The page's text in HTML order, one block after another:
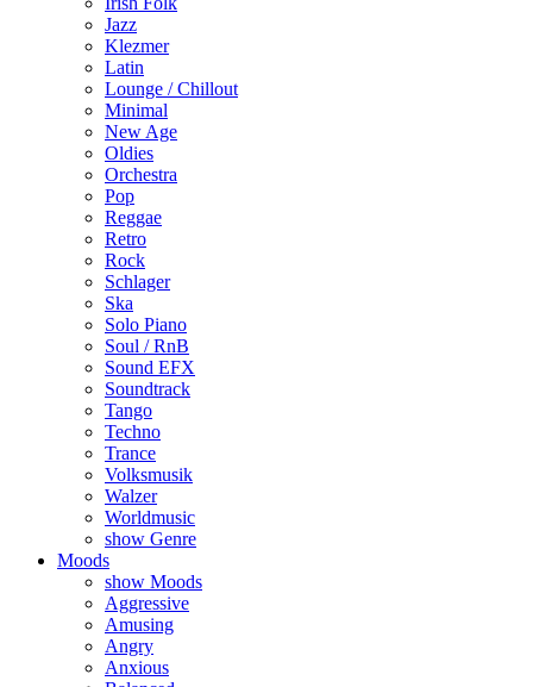
Jazz
Klezmer
Latin
Lounge / Chillout
Minimal
New Age
Oldies
Orchestra
Pop
Reggae
Retro
Rock
Schlager
Ska
Solo Piano
Soul / RnB
Sound EFX
Soundtrack
Tango
Techno
Trance
Volksmusik
Walzer
Worldmusic
show Genre
Moods
show Moods
Aggressive
Amusing
Angry
Anxious